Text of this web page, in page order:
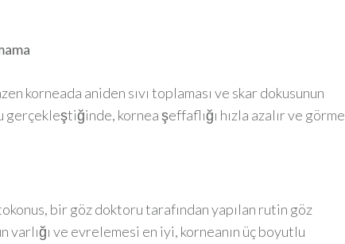
korneada aniden sıvı toplaması ve skar dokusunun
kornea şeffaflığı hızla azalır ve görme
bir göz doktoru tarafından yapılan rutin göz
ve evrelemesi en iyi, korneanın üç boyutlu